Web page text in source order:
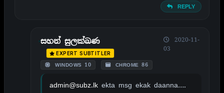
REPLY
සහන් සුලක්ඛණ
EXPERT SUBTITLER
WINDOWS 10 CHROME 86
2020-11-
03
admin@subz.lk ekta msg ekak daanna….